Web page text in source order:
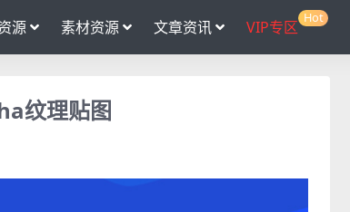
源 素材资源 文章资讯 VIP专区 Hot
纹理贴图